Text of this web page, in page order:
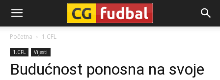
CG-
Fudbal
Početna 1.CFL
1.CFL Vijesti
Budućnost ponosna na svoje